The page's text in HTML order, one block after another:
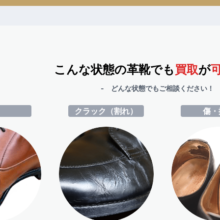
こんな状態の革靴でも買取が
- どんな状態でもご相談ください
クラック（割れ） 傷